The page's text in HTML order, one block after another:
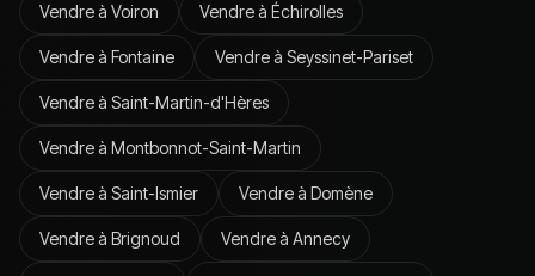
Vendre à Voiron Vendre à Échirolles
Vendre à Fontaine Vendre à Seyssinet-Pariset
Vendre à Saint-Martin-d'Hères
Vendre à Montbonnot-Saint-Martin
Vendre à Saint-Ismier Vendre à Domène
Vendre à Brignoud Vendre à Annecy